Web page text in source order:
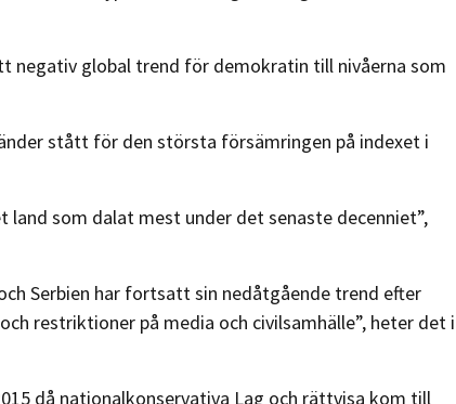
negativ global trend för demokratin till nivåerna som
stått för den största försämringen på indexet i
land som dalat mest under det senaste decenniet”,
Serbien har fortsatt sin nedåtgående trend efter
restriktioner på media och civilsamhälle”, heter det i
då nationalkonservativa Lag och rättvisa kom till